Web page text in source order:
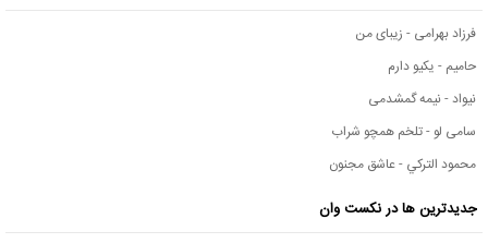
فرزاد بهرامی - زیبای من
حامیم - یکیو دارم
نیواد - نیمه گمشدمی
سامی لو - تلخم همچو شراب
محمود التركي - عاشق مجنون
جدیدترین ها در نکست وان